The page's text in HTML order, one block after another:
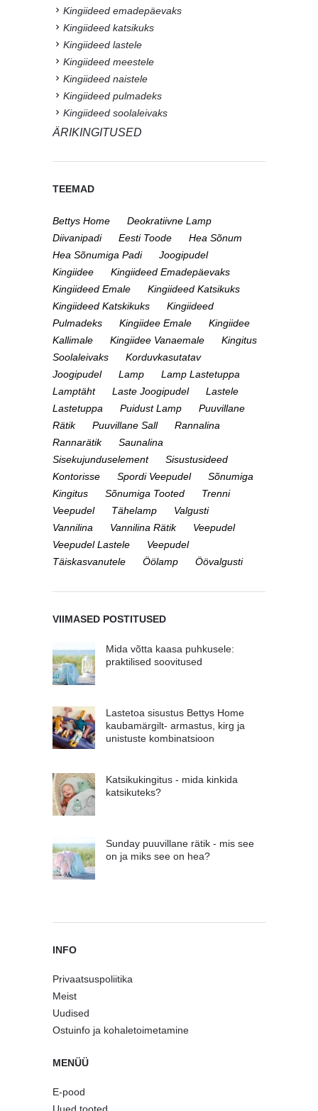
Kingiideed emadepäevaks
Kingiideed katsikuks
Kingiideed lastele
Kingiideed meestele
Kingiideed naistele
Kingiideed pulmadeks
Kingiideed soolaleivaks
ÄRIKINGITUSED
TEEMAD
Bettys Home
Deokratiivne Lamp
Diivanipadi
Eesti Toode
Hea Sõnum
Hea Sõnumiga Padi
Joogipudel
Kingiidee
Kingiideed Emadepäevaks
Kingiideed Emale
Kingiideed Katsikuks
Kingiideed Katskikuks
Kingiideed
Pulmadeks
Kingiidee Emale
Kingiidee
Kallimale
Kingiidee Vanaemale
Kingitus
Soolaleivaks
Korduvkasutatav
Joogipudel
Lamp
Lamp Lastetuppa
Lamptäht
Laste Joogipudel
Lastele
Lastetuppa
Puidust Lamp
Puuvillane
Rätik
Puuvillane Sall
Rannalina
Rannarätik
Saunalina
Sisekujunduselement
Sisustusideed
Kontorisse
Spordi Veepudel
Sõnumiga
Kingitus
Sõnumiga Tooted
Trenni
Veepudel
Tähelamp
Valgusti
Vannilina
Vannilina Rätik
Veepudel
Veepudel Lastele
Veepudel
Täiskasvanutele
Öölamp Öövalgusti
VIIMASED POSTITUSED
Mida võtta kaasa puhkusele:
praktilised soovitused
Lastetoa sisustus Bettys Home
kaubamärgilt- armastus, kirg ja
unistuste kombinatsioon
Katsikukingitus - mida kinkida
katsikuteks?
Sunday puuvillane rätik - mis see
on ja miks see on hea?
INFO
Privaatsuspoliitika
Meist
Uudised
Ostuinfo ja kohaletoimetamine
MENÜÜ
E-pood